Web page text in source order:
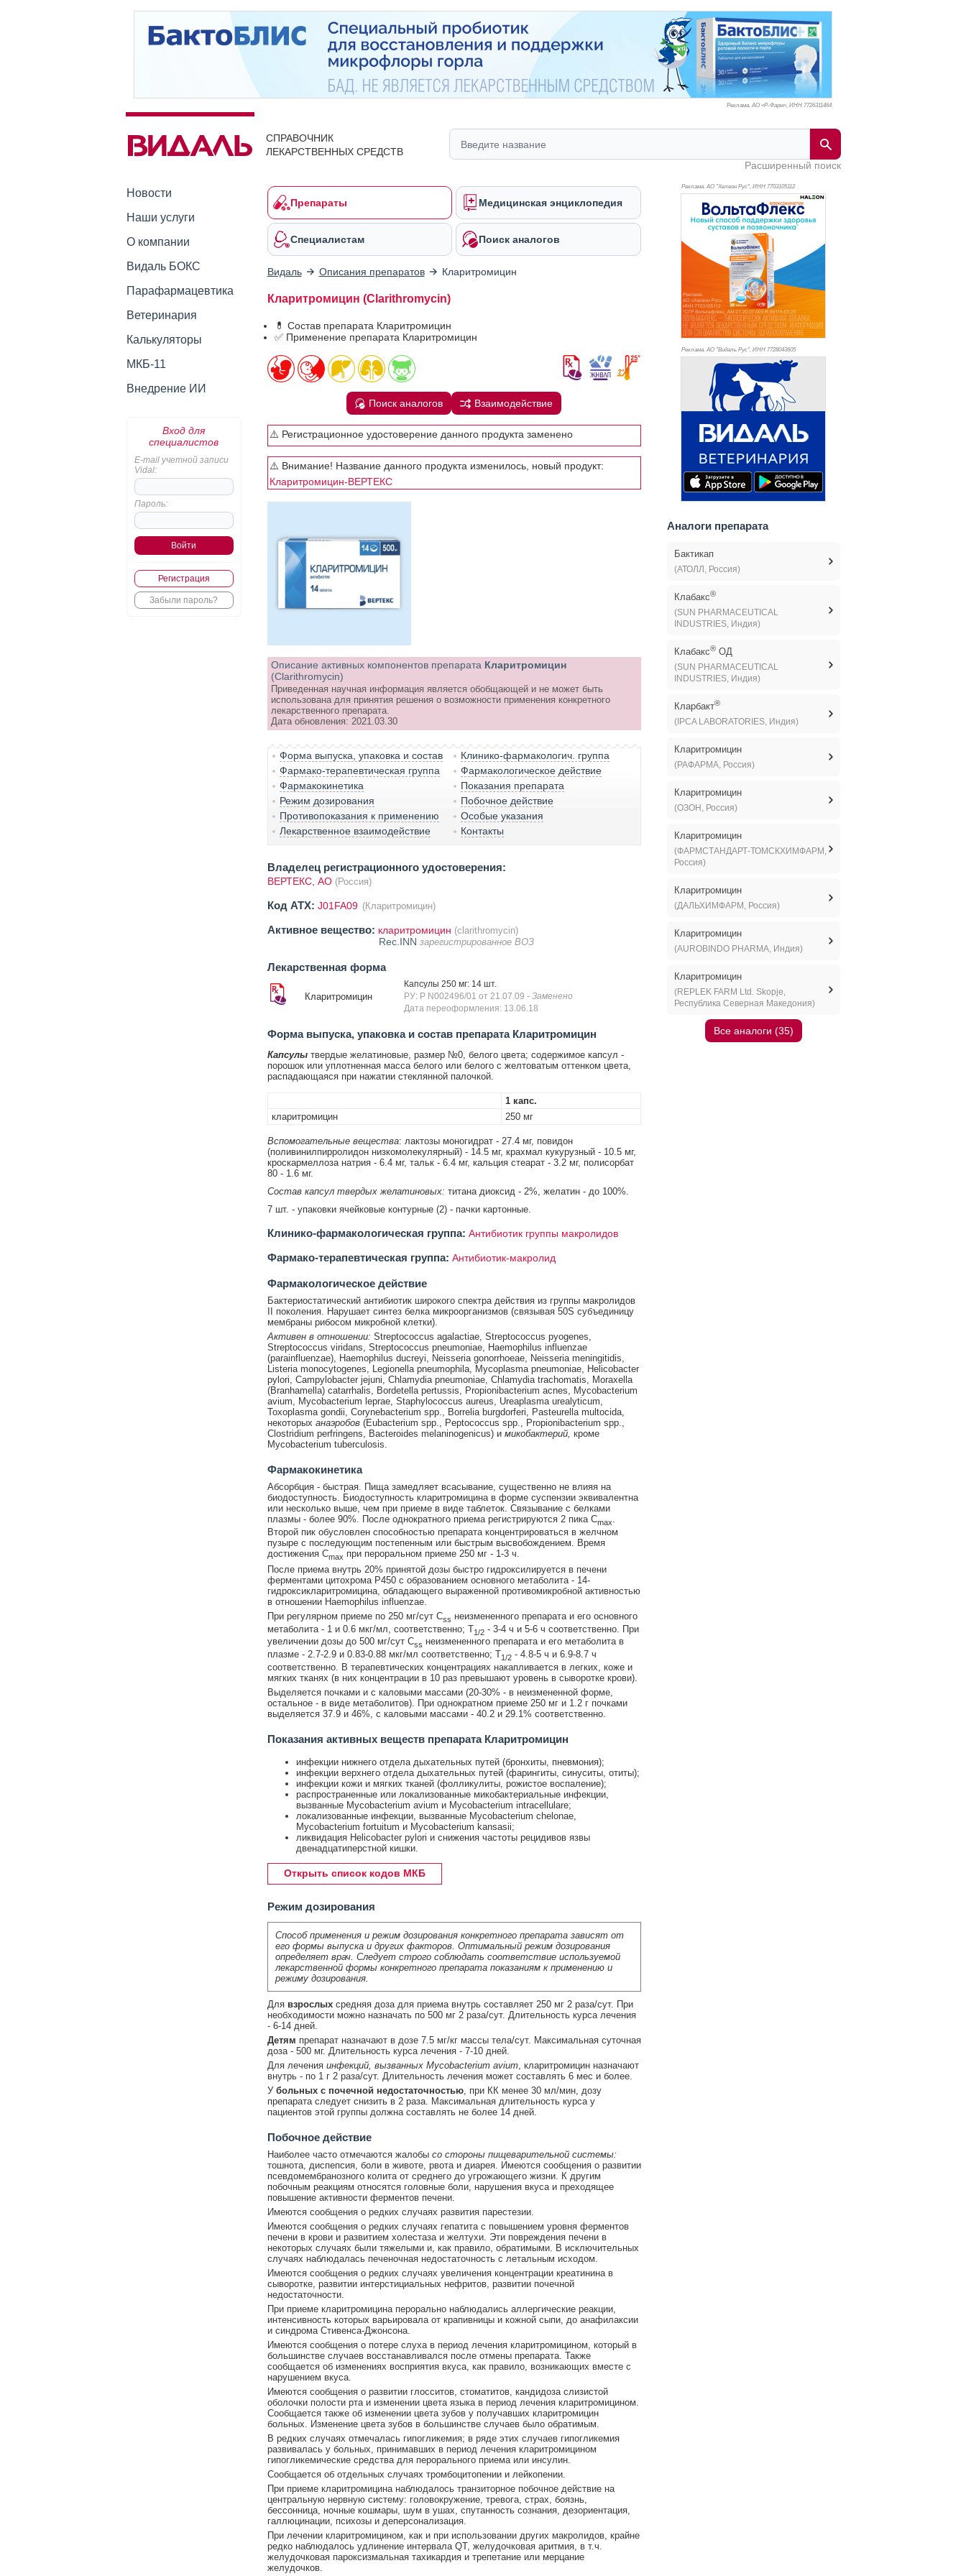
Реклама. АО «Р-Фарм», ИНН 7726311464
СПРАВОЧНИК
ЛЕКАРСТВЕННЫХ СРЕДСТВ
Расширенный поиск
Новости
Наши услуги
О компании
Видаль БОКС
Парафармацевтика
Ветеринария
Калькуляторы
МКБ-11
Внедрение ИИ
Вход для
специалистов
E-mail учетной записи
Vidal:
Пароль:
Регистрация
Забыли пароль?
Препараты Медицинская энциклопедия
Специалистам Поиск аналогов
Видаль Описания препаратов Кларитромицин
Кларитромицин (Clarithromycin)
💊 Состав препарата Кларитромицин
✅ Применение препарата Кларитромицин
Поиск аналогов Взаимодействие
⚠️ Регистрационное удостоверение данного продукта заменено
⚠️ Внимание! Название данного продукта изменилось, новый продукт:
Кларитромицин-ВЕРТЕКС
Описание активных компонентов препарата Кларитромицин
(Clarithromycin)
Приведенная научная информация является обобщающей и не может быть
использована для принятия решения о возможности применения конкретного
лекарственного препарата.
Дата обновления: 2021.03.30
Форма выпуска, упаковка и состав
Клинико-фармакологич. группа
Фармако-терапевтическая группа
Фармакологическое действие
Фармакокинетика
Показания препарата
Режим дозирования
Побочное действие
Противопоказания к применению
Особые указания
Лекарственное взаимодействие
Контакты
Владелец регистрационного удостоверения:
ВЕРТЕКС, АО (Россия)
Код ATX: J01FA09 (Кларитромицин)
Активное вещество: кларитромицин (clarithromycin)
Rec.INN зарегистрированное ВОЗ
Лекарственная форма
Кларитромицин
Капсулы 250 мг: 14 шт.
РУ: Р N002496/01 от 21.07.09 - Заменено
Дата переоформления: 13.06.18
Форма выпуска, упаковка и состав препарата Кларитромицин
Капсулытвердые желатиновые, размер №0, белого цвета; содержимое капсул -
порошок или уплотненная масса белого или белого с желтоватым оттенком цвета,
распадающаяся при нажатии стеклянной палочкой.
1 капс.
кларитромицин
250 мг
Вспомогательные вещества: лактозы моногидрат - 27.4 мг, повидон
(поливинилпирролидон низкомолекулярный) - 14.5 мг, крахмал кукурузный - 10.5 мг,
кроскармеллоза натрия - 6.4 мг, тальк - 6.4 мг, кальция стеарат - 3.2 мг, полисорбат
80 - 1.6 мг.
Состав капсул твердых желатиновых: титана диоксид - 2%, желатин - до 100%.
7 шт. - упаковки ячейковые контурные (2) - пачки картонные.
Клинико-фармакологическая группа: Антибиотик группы макролидов
Фармако-терапевтическая группа: Антибиотик-макролид
Фармакологическое действие
Бактериостатический антибиотик широкого спектра действия из группы макролидов
II поколения. Нарушает синтез белка микроорганизмов (связывая 50S субъединицу
мембраны рибосом микробной клетки).
Активен в отношении: Streptococcus agalactiae, Streptococcus pyogenes,
Streptococcus viridans, Streptococcus pneumoniae, Haemophilus influenzae
(parainfluenzae), Haemophilus ducreyi, Neisseria gonorrhoeae, Neisseria meningitidis,
Listeria monocytogenes, Legionella pneumophila, Mycoplasma pneumoniae, Helicobacter
pylori, Campylobacter jejuni, Chlamydia pneumoniae, Chlamydia trachomatis, Moraxella
(Branhamella) catarrhalis, Bordetella pertussis, Propionibacterium acnes, Mycobacterium
avium, Mycobacterium leprae, Staphylococcus aureus, Ureaplasma urealyticum,
Toxoplasma gondii, Corynebacterium spp., Borrelia burgdorferi, Pasteurella multocida,
некоторых анаэробов(Eubacterium spp., Peptococcus spp., Propionibacterium spp.,
Clostridium perfringens, Bacteroides melaninogenicus) и микобактерий, кроме
Mycobacterium tuberculosis.
Фармакокинетика
Абсорбция - быстрая. Пища замедляет всасывание, существенно не влияя на
биодоступность. Биодоступность кларитромицина в форме суспензии эквивалентна
или несколько выше, чем при приеме в виде таблеток. Связывание с белками
плазмы - более 90%. После однократного приема регистрируются 2 пика Cmax.
Второй пик обусловлен способностью препарата концентрироваться в желчном
пузыре с последующим постепенным или быстрым высвобождением. Время
достижения Cmax при пероральном приеме 250 мг - 1-3 ч.
После приема внутрь 20% принятой дозы быстро гидроксилируется в печени
ферментами цитохрома Р450 с образованием основного метаболита - 14-
гидроксикларитромицина, обладающего выраженной противомикробной активностью
в отношении Haemophilus influenzae.
При регулярном приеме по 250 мг/сут Css неизмененного препарата и его основного
метаболита - 1 и 0.6 мкг/мл, соответственно; T1/2- 3-4 ч и 5-6 ч соответственно. При
увеличении дозы до 500 мг/сут Css неизмененного препарата и его метаболита в
плазме - 2.7-2.9 и 0.83-0.88 мкг/мл соответственно; T1/2- 4.8-5 ч и 6.9-8.7 ч
соответственно. В терапевтических концентрациях накапливается в легких, коже и
мягких тканях (в них концентрации в 10 раз превышают уровень в сыворотке крови).
Выделяется почками и с каловыми массами (20-30% - в неизмененной форме,
остальное - в виде метаболитов). При однократном приеме 250 мг и 1.2 г почками
выделяется 37.9 и 46%, с каловыми массами - 40.2 и 29.1% соответственно.
Показания активных веществ препарата Кларитромицин
инфекции нижнего отдела дыхательных путей (бронхиты, пневмония);
инфекции верхнего отдела дыхательных путей (фарингиты, синуситы, отиты);
инфекции кожи и мягких тканей (фолликулиты, рожистое воспаление);
распространенные или локализованные микобактериальные инфекции,
вызванные Mycobacterium avium и Mycobacterium intracellulare;
локализованные инфекции, вызванные Mycobacterium chelonae,
Mycobacterium fortuitum и Mycobacterium kansasii;
ликвидация Helicobacter pylori и снижения частоты рецидивов язвы
двенадцатиперстной кишки.
Открыть список кодов МКБ
Режим дозирования
Способ применения и режим дозирования конкретного препарата зависят от
его формы выпуска и других факторов. Оптимальный режим дозирования
определяет врач. Следует строго соблюдать соответствие используемой
лекарственной формы конкретного препарата показаниям к применению и
режиму дозирования.
Для взрослыхсредняя доза для приема внутрь составляет 250 мг 2 раза/сут. При
необходимости можно назначать по 500 мг 2 раза/сут. Длительность курса лечения
- 6-14 дней.
Детям препарат назначают в дозе 7.5 мг/кг массы тела/сут. Максимальная суточная
доза - 500 мг. Длительность курса лечения - 7-10 дней.
Для лечения инфекций, вызванных Mycobacterium avium, кларитромицин назначают
внутрь - по 1 г 2 раза/сут. Длительность лечения может составлять 6 мес и более.
У больных с почечной недостаточностью, при КК менее 30 мл/мин, дозу
препарата следует снизить в 2 раза. Максимальная длительность курса у
пациентов этой группы должна составлять не более 14 дней.
Побочное действие
Наиболее часто отмечаются жалобы со стороны пищеварительной системы:
тошнота, диспепсия, боли в животе, рвота и диарея. Имеются сообщения о развитии
псевдомембранозного колита от среднего до угрожающего жизни. К другим
побочным реакциям относятся головные боли, нарушения вкуса и преходящее
повышение активности ферментов печени.
Имеются сообщения о редких случаях развития парестезии.
Имеются сообщения о редких случаях гепатита с повышением уровня ферментов
печени в крови и развитием холестаза и желтухи. Эти повреждения печени в
некоторых случаях были тяжелыми и, как правило, обратимыми. В исключительных
случаях наблюдалась печеночная недостаточность с летальным исходом.
Имеются сообщения о редких случаях увеличения концентрации креатинина в
сыворотке, развитии интерстициальных нефритов, развитии почечной
недостаточности.
При приеме кларитромицина перорально наблюдались аллергические реакции,
интенсивность которых варьировала от крапивницы и кожной сыпи, до анафилаксии
и синдрома Стивенса-Джонсона.
Имеются сообщения о потере слуха в период лечения кларитромицином, который в
большинстве случаев восстанавливался после отмены препарата. Также
сообщается об изменениях восприятия вкуса, как правило, возникающих вместе с
нарушением вкуса.
Имеются сообщения о развитии глосситов, стоматитов, кандидоза слизистой
оболочки полости рта и изменении цвета языка в период лечения кларитромицином.
Сообщается также об изменении цвета зубов у получавших кларитромицин
больных. Изменение цвета зубов в большинстве случаев было обратимым.
В редких случаях отмечалась гипогликемия; в ряде этих случаев гипогликемия
развивалась у больных, принимавших в период лечения кларитромицином
гипогликемические средства для перорального приема или инсулин.
Сообщается об отдельных случаях тромбоцитопении и лейкопении.
При приеме кларитромицина наблюдалось транзиторное побочное действие на
центральную нервную систему: головокружение, тревога, страх, боязнь,
бессонница, ночные кошмары, шум в ушах, спутанность сознания, дезориентация,
галлюцинации, психозы и деперсонализация.
При лечении кларитромицином, как и при использовании других макролидов, крайне
редко наблюдалось удлинение интервала QT, желудочковая аритмия, в т.ч.
желудочковая пароксизмальная тахикардия и трепетание или мерцание
желудочков.
Реклама. АО "Хелеон Рус", ИНН 7703105112
Реклама. АО "Видаль Рус", ИНН 7728043605
Аналоги препарата
Бактикап
(АТОЛЛ, Россия)
Клабакс®
(SUN PHARMACEUTICAL
INDUSTRIES, Индия)
Клабакс®ОД
(SUN PHARMACEUTICAL
INDUSTRIES, Индия)
Кларбакт®
(IPCA LABORATORIES, Индия)
Кларитромицин
(РАФАРМА, Россия)
Кларитромицин
(ОЗОН, Россия)
Кларитромицин
(ФАРМСТАНДАРТ-ТОМСКХИМФАРМ,
Россия)
Кларитромицин
(ДАЛЬХИМФАРМ, Россия)
Кларитромицин
(AUROBINDO PHARMA, Индия)
Кларитромицин
(REPLEK FARM Ltd. Skopje,
Республика Северная Македония)
Все аналоги (35)